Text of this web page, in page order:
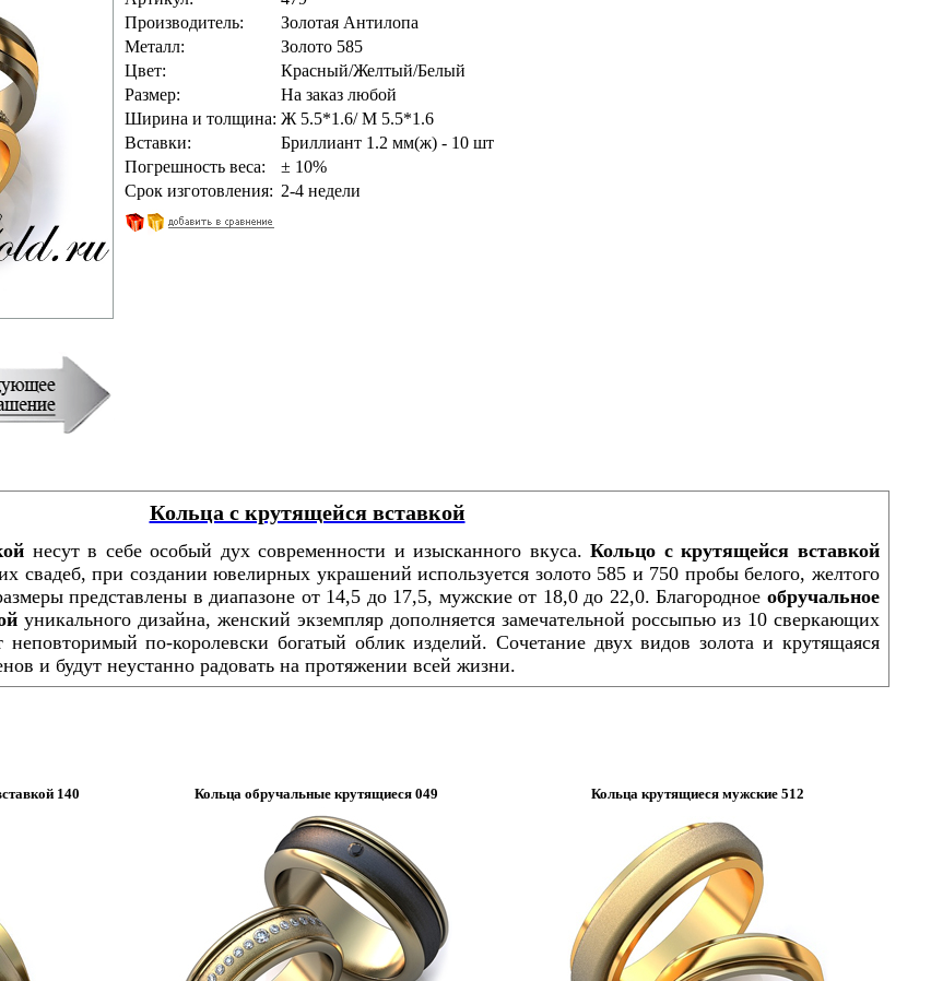
Производитель:
Золотая Антилопа
Металл:
Золото 585
Цвет:
Красный/Желтый/Белый
Размер:
На заказ любой
Ширина и толщина: Ж 5.5*1.6/ М 5.5*1.6
Вставки:
Бриллиант 1.2 мм(ж) - 10 шт
Погрешность веса:
± 10%
Срок изготовления: 2-4 недели
Кольца с крутящейся вставкой
несут в себе особый дух современности и изысканного вкуса. Кольцо с крутящейся вставкой
свадеб, при создании ювелирных украшений используется золото 585 и 750 пробы белого, желтого
представлены в диапазоне от 14,5 до 17,5, мужские от 18,0 до 22,0. Благородное обручальное
уникального дизайна, женский экземпляр дополняется замечательной россыпью из 10 сверкающих
неповторимый по-королевски богатый облик изделий. Сочетание двух видов золота и крутящаяся
и будут неустанно радовать на протяжении всей жизни.
140 Кольца обручальные крутящиеся 049 Кольца крутящиеся мужские 512